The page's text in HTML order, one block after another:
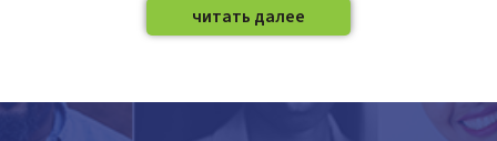
читать далее